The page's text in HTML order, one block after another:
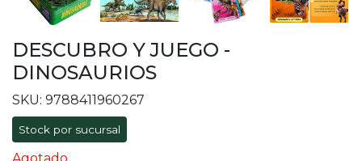
DESCUBRO Y JUEGO -
DINOSAURIOS
SKU: 9788411960267
Stock por sucursal